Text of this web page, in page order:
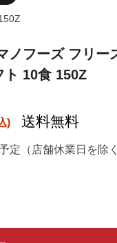
ノフーズ フリー
ト 10食 150Z
送料無料
定（店舗休業日を除く